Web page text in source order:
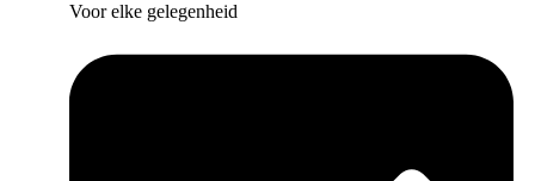
Voor elke gelegenheid